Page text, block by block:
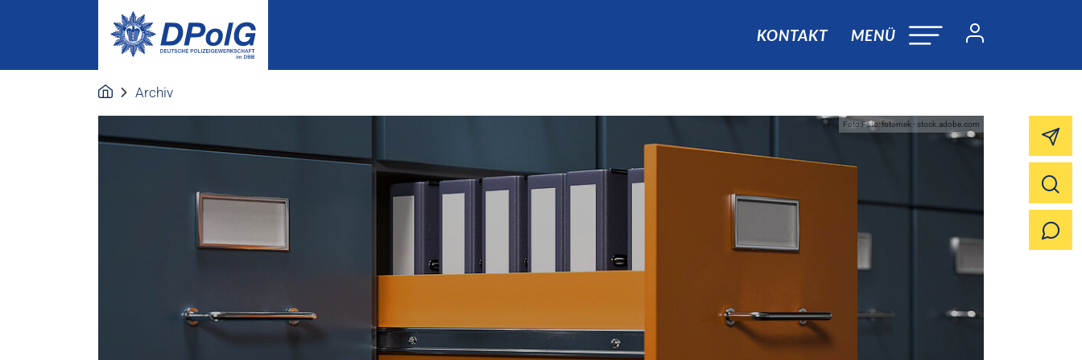
KONTAKT MENÜ
Archiv
Foto:Foto: fotomek - stock.adobe.com